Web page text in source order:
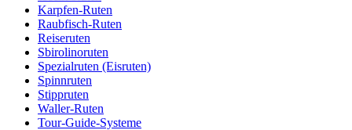
Karpfen-Ruten
Raubfisch-Ruten
Reiseruten
Sbirolinoruten
Spezialruten (Eisruten)
Spinnruten
Stippruten
Waller-Ruten
Tour-Guide-Systeme